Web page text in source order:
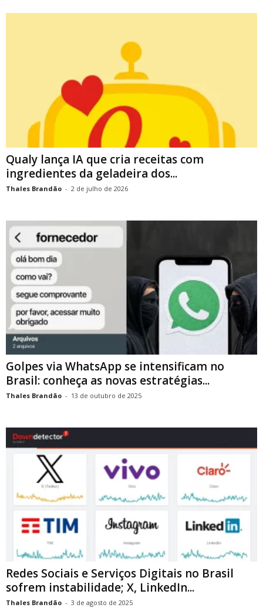
Qualy lança IA que cria receitas com
ingredientes da geladeira dos...
Thales Brandão - 2 de julho de 2026
Golpes via WhatsApp se intensificam no
Brasil: conheça as novas estratégias...
Thales Brandão - 13 de outubro de 2025
Redes Sociais e Serviços Digitais no Brasil
sofrem instabilidade; X, LinkedIn...
Thales Brandão - 3 de agosto de 2025